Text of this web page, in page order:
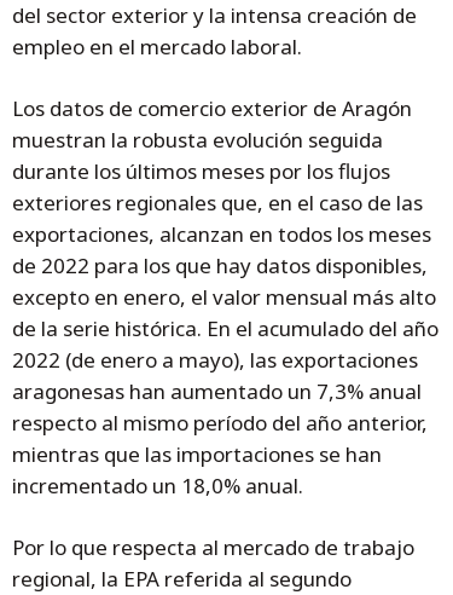
del sector exterior y la intensa creación de
empleo en el mercado laboral.
Los datos de comercio exterior de Aragón
muestran la robusta evolución seguida
durante los últimos meses por los flujos
exteriores regionales que, en el caso de las
exportaciones, alcanzan en todos los meses
de 2022 para los que hay datos disponibles,
excepto en enero, el valor mensual más alto
de la serie histórica. En el acumulado del año
2022 (de enero a mayo), las exportaciones
aragonesas han aumentado un 7,3% anual
respecto al mismo período del año anterior,
mientras que las importaciones se han
incrementado un 18,0% anual.
Por lo que respecta al mercado de trabajo
regional, la EPA referida al segundo